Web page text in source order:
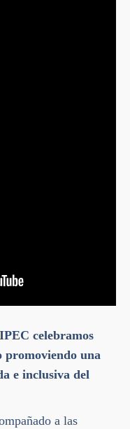
celebramos
promoviendo una
e inclusiva del
a las